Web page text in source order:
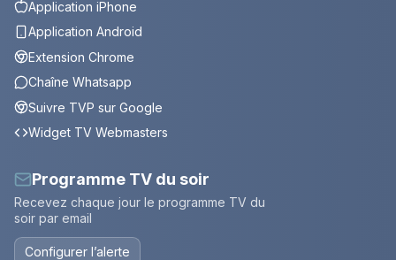
Application iPhone
Application Android
Extension Chrome
Chaîne Whatsapp
Suivre TVP sur Google
Widget TV Webmasters
Programme TV du soir
Recevez chaque jour le programme TV du
soir par email
Configurer l’alerte